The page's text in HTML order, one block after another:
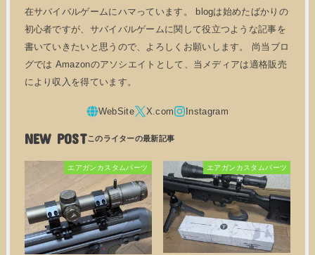
在サバイバルゲームにハマっています。 blogは始めたばかりの
初心者ですが、サバイバルゲームに関して役立つような記事を
書いていきたいと思うので、よろしくお願いします。 尚当ブロ
グでは Amazonのアソシエイトとして、当メディアは適格販売
により収入を得ています。
NEW POST
エアガンカスタムパーツ エアガンカスタムパーツ